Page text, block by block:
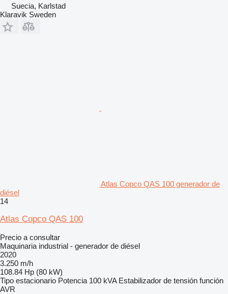
Suecia, Karlstad
Klaravik Sweden
Atlas Copco QAS 100 generador de
diésel
14
Atlas Copco QAS 100
Precio a consultar
Maquinaria industrial - generador de diésel
2020
3.250 m/h
108.84 Hp (80 kW)
Tipo estacionario Potencia 100 kVA Estabilizador de tensión función
AVR